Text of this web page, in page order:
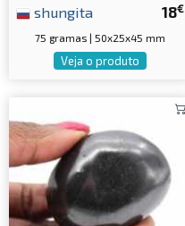
18€
shungita
75 gramas | 50x25x45 mm
Veja o produto